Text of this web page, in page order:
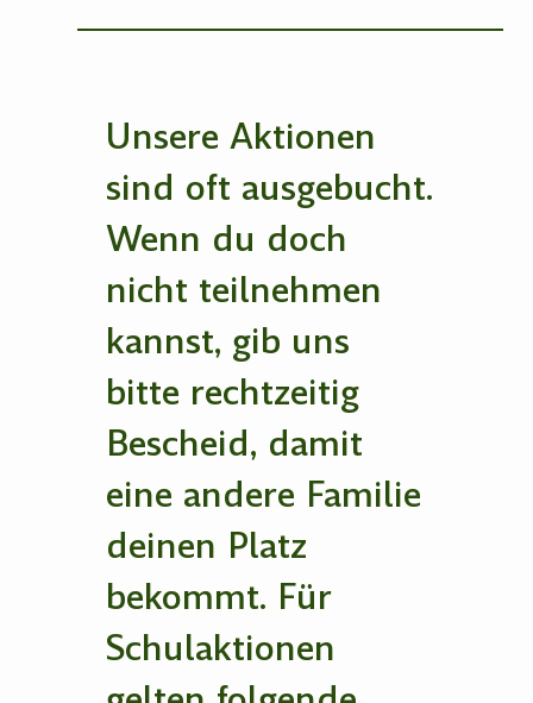
Unsere Aktionen
sind oft ausgebucht.
Wenn du doch
nicht teilnehmen
kannst, gib uns
bitte rechtzeitig
Bescheid, damit
eine andere Familie
deinen Platz
bekommt. Für
Schulaktionen